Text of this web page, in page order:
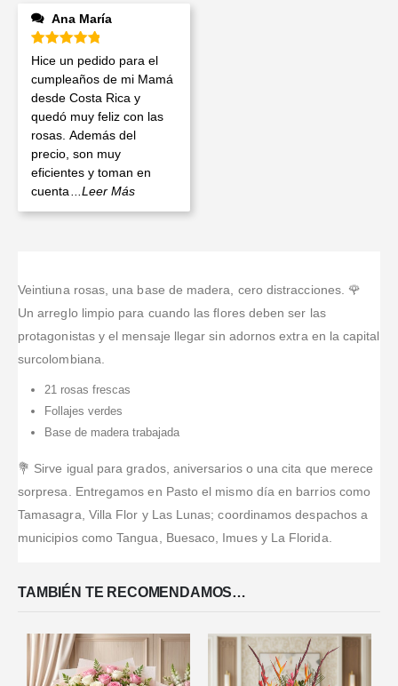
Ana María
Valorado en5 de 5
Hice un pedido para el
cumpleaños de mi Mamá
desde Costa Rica y
quedó muy feliz con las
rosas. Además del
precio, son muy
eficientes y toman en
cuenta...Leer Más
Veintiuna rosas, una base de madera, cero distracciones. 🌹
Un arreglo limpio para cuando las flores deben ser las
protagonistas y el mensaje llegar sin adornos extra en la capital
surcolombiana.
21 rosas frescas
Follajes verdes
Base de madera trabajada
💐 Sirve igual para grados, aniversarios o una cita que merece
sorpresa. Entregamos en Pasto el mismo día en barrios como
Tamasagra, Villa Flor y Las Lunas; coordinamos despachos a
municipios como Tangua, Buesaco, Imues y La Florida.
TAMBIÉN TE RECOMENDAMOS…